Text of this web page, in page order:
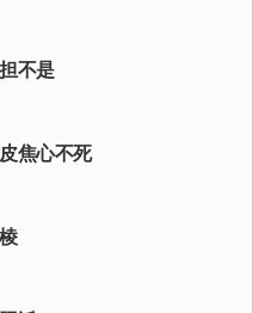
不是
焦心不死